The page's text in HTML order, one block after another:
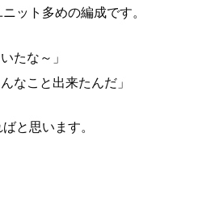
ット多めの編成です。
たな～」
なこと出来たんだ」
と思います。